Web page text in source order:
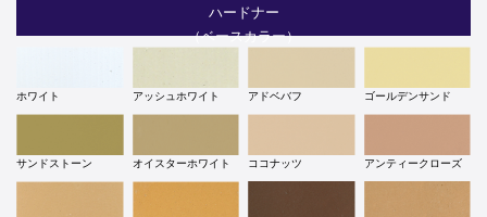
ハードナー
（ベースカラー）
ホワイト アッシュホワイト アドベバフ ゴールデンサンド
サンドストーン オイスターホワイト ココナッツ アンティークローズ